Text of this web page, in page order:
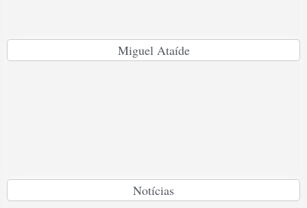
Miguel Ataíde
Notícias